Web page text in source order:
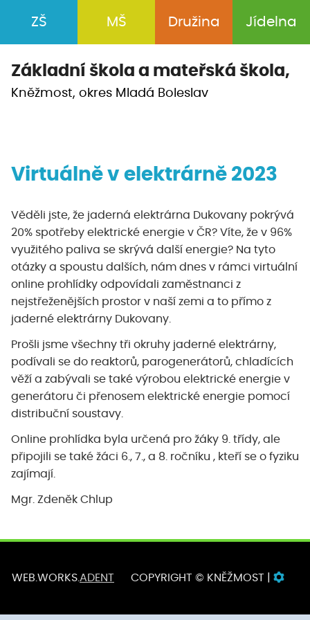
ZŠ MŠ Družina Jídelna
Základní škola a mateřská škola,
Kněžmost, okres Mladá Boleslav
Virtuálně v elektrárně 2023
Věděli jste, že jaderná elektrárna Dukovany pokrývá
20% spotřeby elektrické energie v ČR? Víte, že v 96%
využitého paliva se skrývá další energie? Na tyto
otázky a spoustu dalších, nám dnes v rámci virtuální
online prohlídky odpovídali zaměstnanci z
nejstřeženějších prostor v naší zemi a to přímo z
jaderné elektrárny Dukovany.
Prošli jsme všechny tři okruhy jaderné elektrárny,
podívali se do reaktorů, parogenerátorů, chladících
věží a zabývali se také výrobou elektrické energie v
generátoru či přenosem elektrické energie pomocí
distribuční soustavy.
Online prohlídka byla určená pro žáky 9. třídy, ale
připojili se také žáci 6., 7., a 8. ročníku , kteří se o fyziku
zajímají.
Mgr. Zdeněk Chlup
WEB.WORKS. ADENT COPYRIGHT © KNĚŽMOST |